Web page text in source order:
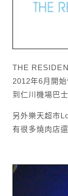
THE
2012年6月開
到仁川機場巴
另外樂天超市
有很多燒肉店